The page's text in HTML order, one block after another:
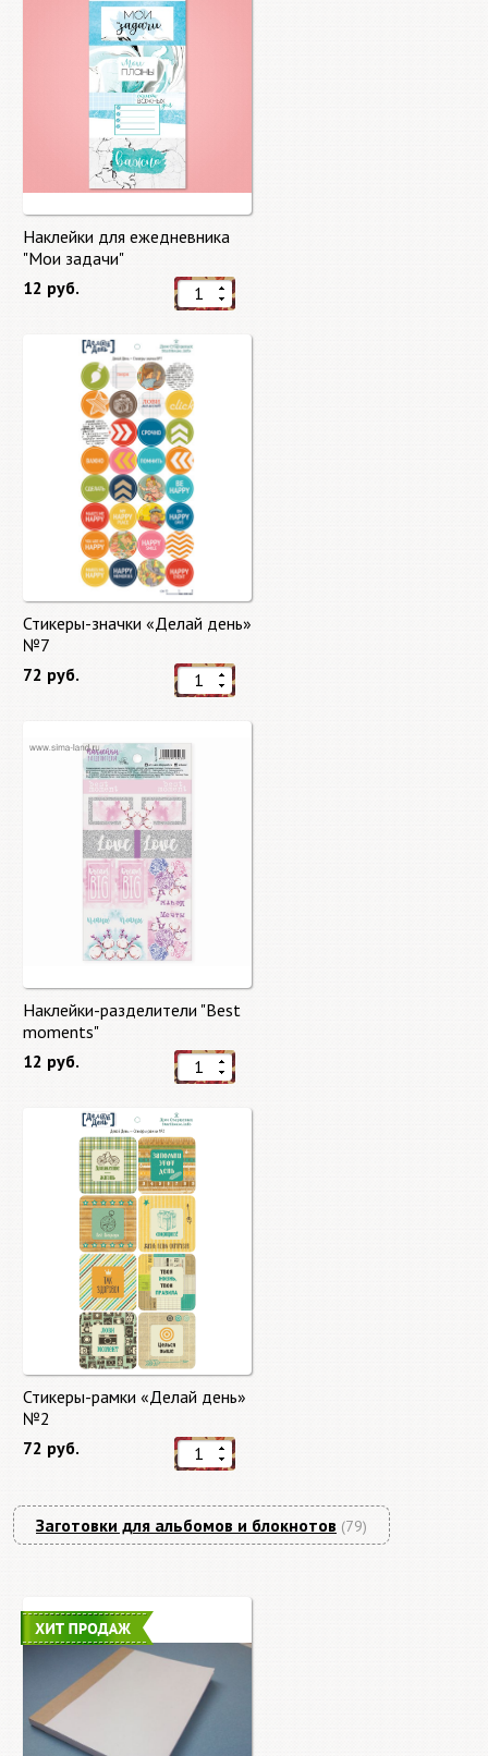
Наклейки для ежедневника
"Мои задачи"
12 руб.
Стикеры-значки «Делай день»
№7
72 руб.
Наклейки-разделители "Best
moments"
12 руб.
Стикеры-рамки «Делай день»
№2
72 руб.
Заготовки для альбомов и блокнотов (79)